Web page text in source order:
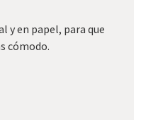
y en papel, para que
cómodo.